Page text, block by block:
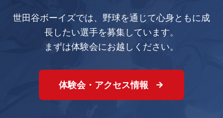
世田谷ボーイズでは、野球を通じて心身ともに成
長したい選手を募集しています。
まずは体験会にお越しください。
体験会・アクセス情報